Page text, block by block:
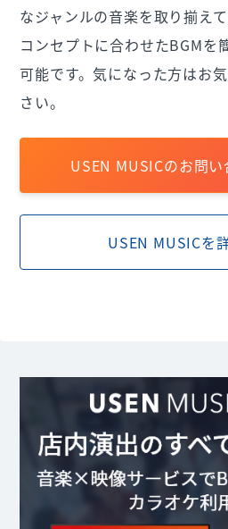
なジャンルの音楽を取り揃え
コンセプトに合わせたBGMを
可能です。気になった方はお
さい。
USEN MUSICのお問
USEN MUSICを